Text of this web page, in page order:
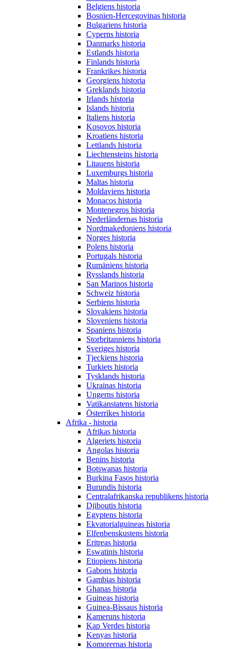
Belgiens historia
Bosnien-Hercegovinas historia
Bulgariens historia
Cyperns historia
Danmarks historia
Estlands historia
Finlands historia
Frankrikes historia
Georgiens historia
Greklands historia
Irlands historia
Islands historia
Italiens historia
Kosovos historia
Kroatiens historia
Lettlands historia
Liechtensteins historia
Litauens historia
Luxemburgs historia
Maltas historia
Moldaviens historia
Monacos historia
Montenegros historia
Nederländernas historia
Nordmakedoniens historia
Norges historia
Polens historia
Portugals historia
Rumäniens historia
Rysslands historia
San Marinos historia
Schweiz historia
Serbiens historia
Slovakiens historia
Sloveniens historia
Spaniens historia
Storbritanniens historia
Sveriges historia
Tjeckiens historia
Turkiets historia
Tysklands historia
Ukrainas historia
Ungerns historia
Vatikanstatens historia
Österrikes historia
Afrika - historia
Afrikas historia
Algeriets historia
Angolas historia
Benins historia
Botswanas historia
Burkina Fasos historia
Burundis historia
Centralafrikanska republikens historia
Djiboutis historia
Egyptens historia
Ekvatorialguineas historia
Elfenbenskustens historia
Eritreas historia
Eswatinis historia
Etiopiens historia
Gabons historia
Gambias historia
Ghanas historia
Guineas historia
Guinea-Bissaus historia
Kameruns historia
Kap Verdes historia
Kenyas historia
Komorernas historia